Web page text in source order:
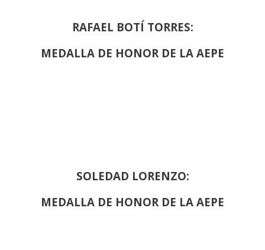
RAFAEL BOTÍ TORRES:
MEDALLA DE HONOR DE LA AEPE
SOLEDAD LORENZO:
MEDALLA DE HONOR DE LA AEPE